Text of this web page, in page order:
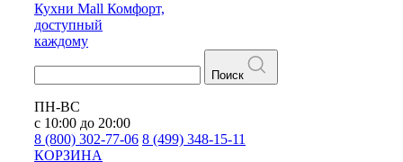
Кухни Mall Комфорт,
доступный
каждому
Поиск
ПН-ВС
с 10:00 до 20:00
8 (800) 302-77-06 8 (499) 348-15-11
КОРЗИНА